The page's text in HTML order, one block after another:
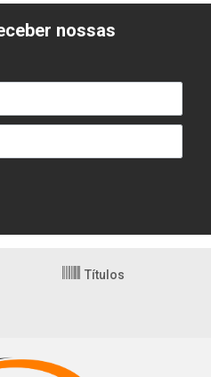
nossas
Títulos